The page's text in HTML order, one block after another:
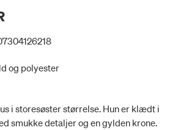
og polyester
i storesøster størrelse. Hun er klædt i
smukke detaljer og en gylden krone.